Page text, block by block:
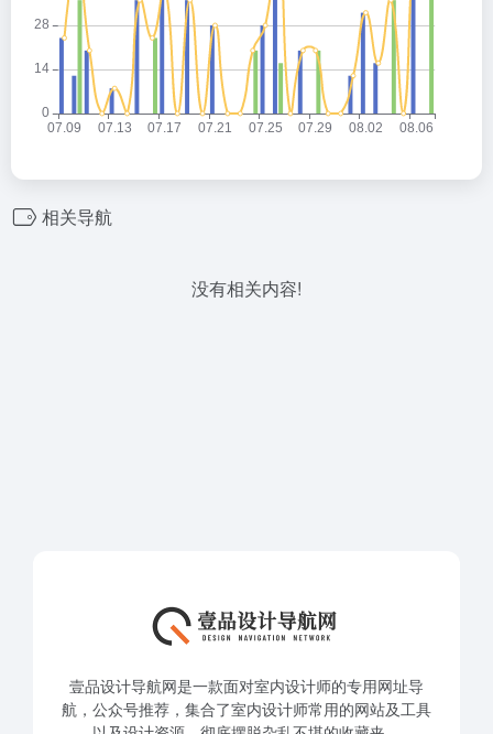
相关导航
没有相关内容!
壹品设计导航网是一款面对室内设计师的专用网址导
航，公众号推荐，集合了室内设计师常用的网站及工具